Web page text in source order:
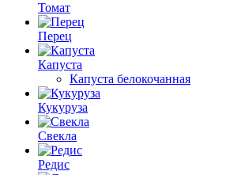
Томат
Перец
Капуста
Капуста белокочанная
Кукуруза
Свекла
Редис